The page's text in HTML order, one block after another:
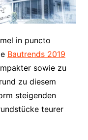
in puncto
Bautrends 2019
sowie zu
zu diesem
steigenden
teurer